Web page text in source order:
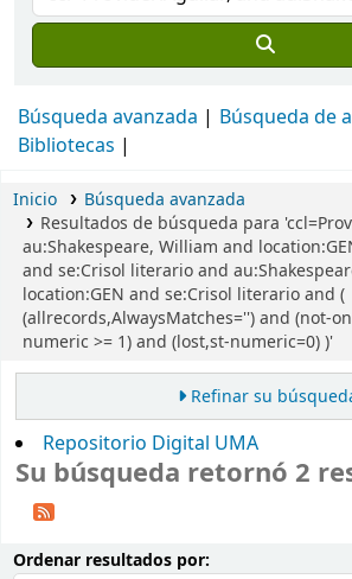
Búsqueda avanzada
Búsqueda de
Bibliotecas
Inicio
Búsqueda avanzada
Resultados de búsqueda para
au:Shakespeare, William and
and se:Crisol literario and
location:GEN and se:Crisol literario and (
(allrecords,AlwaysMatches='') and (not-
numeric >= 1) and (lost,st-numeric=0) )'
Refinar su
Repositorio Digital UMA
Su búsqueda retornó 2
Ordenar resultados por: